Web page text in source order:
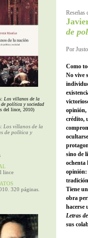
Los villanos de la
política y sociedad
del lince, 2010)
Los villanos de la
de política y
lince
320 páginas.
de
Por
Como
No vive
opinión,
crédito,
sino de
ochenta
opinión:
Tiene
obra
hacerse
Letras
sus